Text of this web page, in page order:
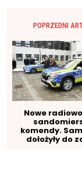
POPRZEDNI
Nowe
komendy.
dołożyły do